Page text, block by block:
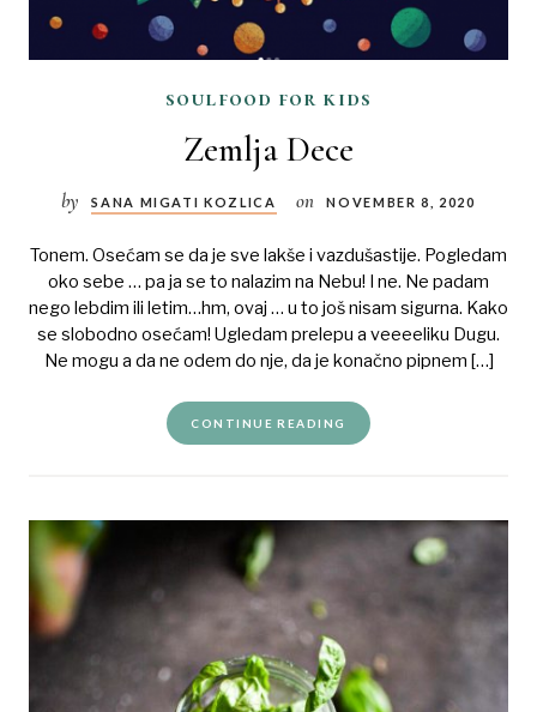
soulfood for kids
Zemlja Dece
by SANA MIGATI KOZLICA on NOVEMBER 8, 2020
Tonem. Osećam se da je sve lakše i vazdušastije. Pogledam
oko sebe … pa ja se to nalazim na Nebu! I ne. Ne padam
nego lebdim ili letim…hm, ovaj … u to još nisam sigurna. Kako
se slobodno osećam! Ugledam prelepu a veeeeliku Dugu.
Ne mogu a da ne odem do nje, da je konačno pipnem […]
CONTINUE READING